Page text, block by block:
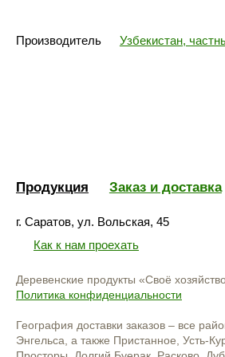
Производитель Узбекистан,
Продукция Заказ и доставка
г. Саратов, ул. Вольская, 45
Как к нам проехать
Деревенские продукты «Своё
Политика конфиденциальности
География доставки заказов – все
Энгельса, а также Пристанное, Усть-